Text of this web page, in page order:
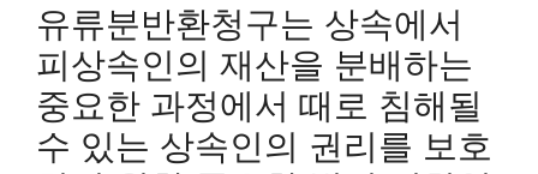
유류분반환청구는 상속에서
피상속인의 재산을 분배하는
중요한 과정에서 때로 침해될
수 있는 상속인의 권리를 보호